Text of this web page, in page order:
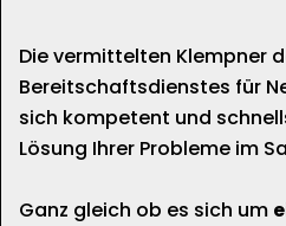
Die vermittelten Klempner
Bereitschaftsdienstes für
sich kompetent und
Lösung Ihrer Probleme im
Ganz gleich ob es sich um